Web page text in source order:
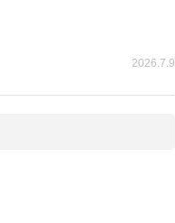
2026.7.9